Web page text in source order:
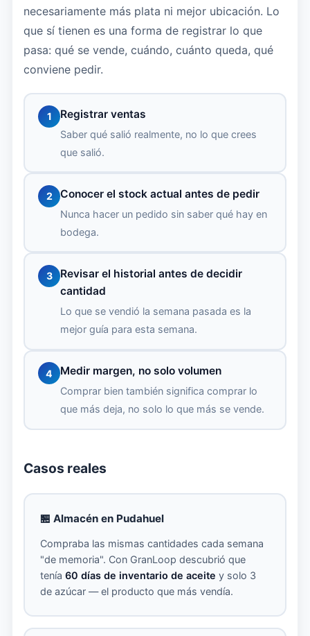
necesariamente más plata ni mejor ubicación. Lo
que sí tienen es una forma de registrar lo que
pasa: qué se vende, cuándo, cuánto queda, qué
conviene pedir.
1 Registrar ventas
Saber qué salió realmente, no lo que crees
que salió.
2 Conocer el stock actual antes de pedir
Nunca hacer un pedido sin saber qué hay en
bodega.
3
Revisar el historial antes de decidir
cantidad
Lo que se vendió la semana pasada es la
mejor guía para esta semana.
4 Medir margen, no solo volumen
Comprar bien también significa comprar lo
que más deja, no solo lo que más se vende.
Casos reales
🏪 Almacén en Pudahuel
Compraba las mismas cantidades cada semana
"de memoria". Con GranLoop descubrió que
tenía60 días de inventario de aceite y solo 3
de azúcar — el producto que más vendía.